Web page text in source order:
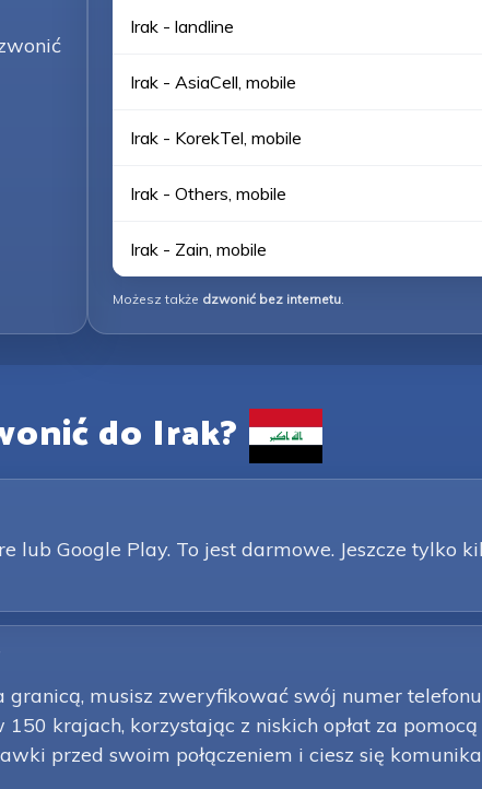
Irak - landline
Irak - AsiaCell, mobile
Irak - KorekTel, mobile
Irak - Others, mobile
Irak - Zain, mobile
Możesz także dzwonić bez internetu.
do Irak?
lub Google Play. To jest darmowe. Jeszcze tylko
musisz zweryfikować swój numer
krajach, korzystając z niskich opłat za
przed swoim połączeniem i ciesz się